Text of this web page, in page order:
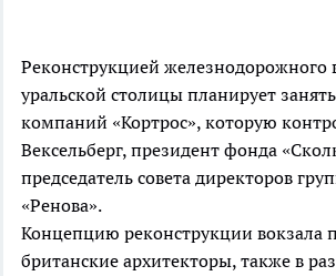
Реконструкцией железнодорожного
уральской столицы планирует
компаний «Кортрос», которую
Вексельберг, президент фонда
председатель совета директоров
«Ренова».
Концепцию реконструкции вокзала
британские архитекторы, также в